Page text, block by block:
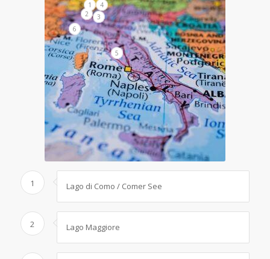
1
2
3
4
5
6
1 Lago di Como / Comer See
2 Lago Maggiore